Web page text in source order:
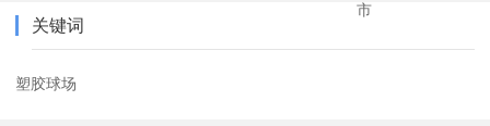
市
关键词
塑胶球场